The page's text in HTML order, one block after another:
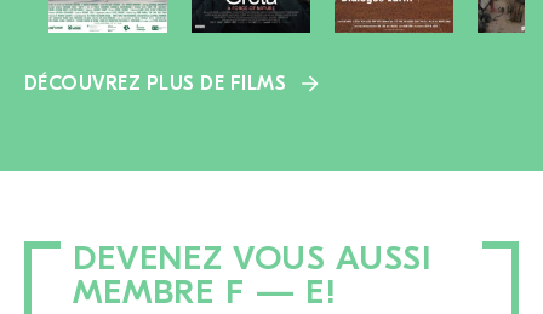
DÉCOUVREZ PLUS DE FILMS
DEVENEZ VOUS AUSSI
MEMBRE F — E!